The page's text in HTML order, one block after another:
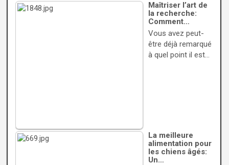
Maîtriser l’art de
la recherche:
Comment…
Vous avez peut-
être déjà remarqué
à quel point il est…
La meilleure
alimentation pour
les chiens âgés:
Un…